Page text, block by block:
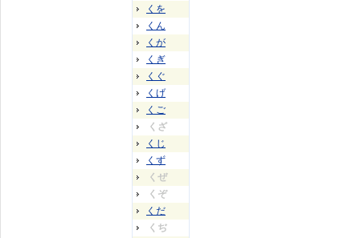
くを
くん
くが
くぎ
くぐ
くげ
くご
くざ
くじ
くず
くぜ
くぞ
くだ
くぢ